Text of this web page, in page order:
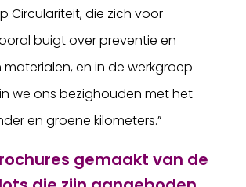
Circulariteit, die zich voor
buigt over preventie en
en in de werkgroep
we ons bezighouden met het
en groene kilometers.”
gemaakt van de